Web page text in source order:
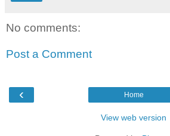
No comments:
Post a Comment
‹ Home
View web version